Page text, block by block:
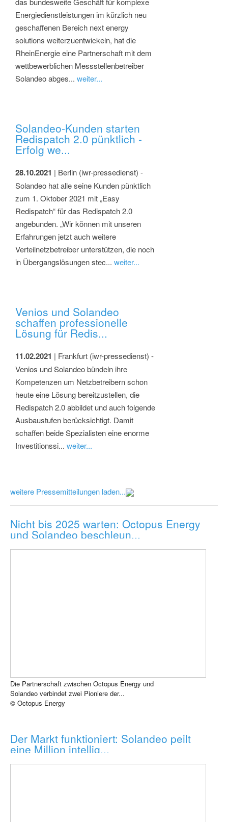
Energiedienstleistungen im kürzlich neu
geschaffenen Bereich next energy
solutions weiterzuentwickeln, hat die
RheinEnergie eine Partnerschaft mit dem
wettbewerblichen Messstellenbetreiber
Solandeo abges... weiter...
Solandeo-Kunden starten
Redispatch 2.0 pünktlich -
Erfolg we...
28.10.2021 | Berlin (iwr-pressedienst) -
Solandeo hat alle seine Kunden pünktlich
zum 1. Oktober 2021 mit „Easy
Redispatch“ für das Redispatch 2.0
angebunden. „Wir können mit unseren
Erfahrungen jetzt auch weitere
Verteilnetzbetreiber unterstützen, die noch
in Übergangslösungen stec... weiter...
Venios und Solandeo
schaffen professionelle
Lösung für Redis...
11.02.2021 | Frankfurt (iwr-pressedienst) -
Venios und Solandeo bündeln ihre
Kompetenzen um Netzbetreibern schon
heute eine Lösung bereitzustellen, die
Redispatch 2.0 abbildet und auch folgende
Ausbaustufen berücksichtigt. Damit
schaffen beide Spezialisten eine enorme
Investitionssi... weiter...
weitere Pressemitteilungen laden...
Nicht bis 2025 warten: Octopus Energy
und Solandeo beschleun...
Die Partnerschaft zwischen Octopus Energy und
Solandeo verbindet zwei Pioniere der...
© Octopus Energy
Der Markt funktioniert: Solandeo peilt
eine Million intellig...